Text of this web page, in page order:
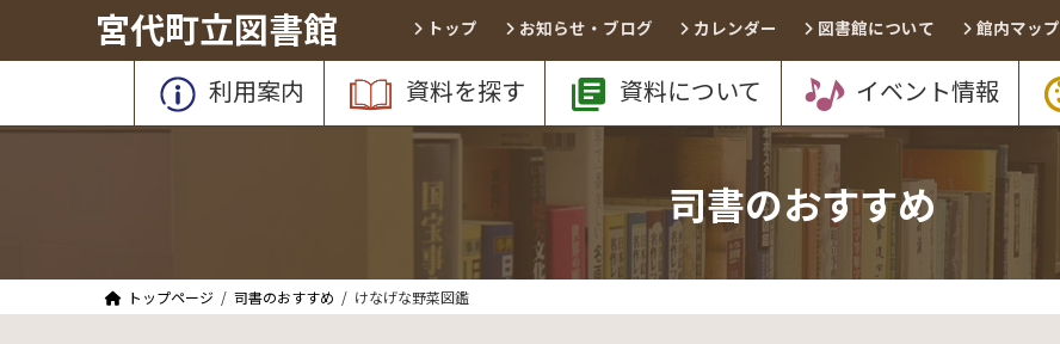
テ
ツ
ゲ
シ
宮代町立図書館 トップ お知らせ・ブログ カレンダー 図書館について 館内マップ
利用案内 資料を探す 資料について イベント情報
司書のおすすめ
トップページ 司書のおすすめ けなげな野菜図鑑